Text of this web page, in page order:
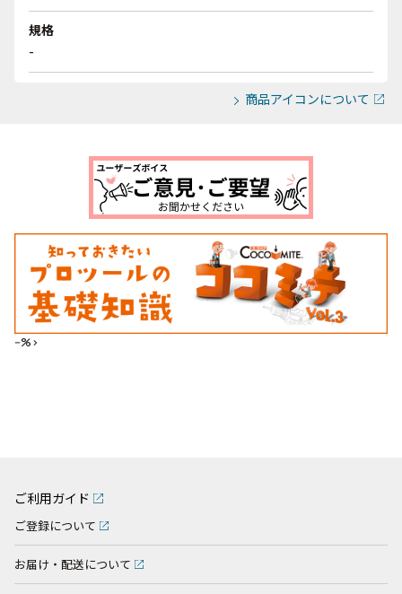
規格
-
商品アイコンについて
--%>
ご利用ガイド
ご登録について
お届け・配送について